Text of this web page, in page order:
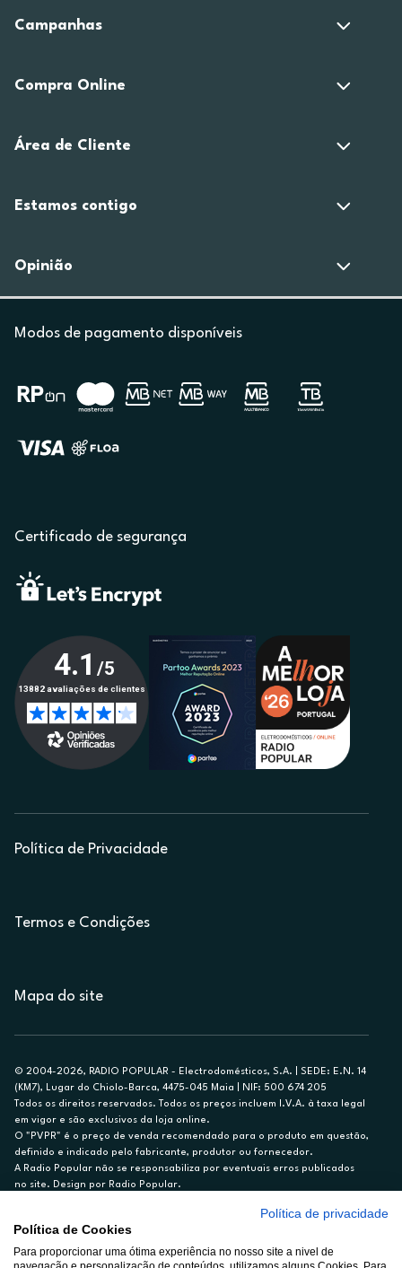
Campanhas
Compra Online
Área de Cliente
Estamos contigo
Opinião
Modos de pagamento disponíveis
Certificado de segurança
Política de Privacidade
Termos e Condições
Mapa do site
© 2004-2026, RADIO POPULAR - Electrodomésticos, S.A. | SEDE: E.N. 14
(KM7), Lugar do Chiolo-Barca, 4475-045 Maia | NIF: 500 674 205
Todos os direitos reservados. Todos os preços incluem I.V.A. à taxa legal
em vigor e são exclusivos da loja online.
O "PVPR" é o preço de venda recomendado para o produto em questão,
definido e indicado pelo fabricante, produtor ou fornecedor.
A Radio Popular não se responsabiliza por eventuais erros publicados
no site. Design por Radio Popular.
Ex. para limite de crédito de €1.500, reembolsado em 12 meses, TAN
14,79%.
Política de privacidade
Política de Cookies
Para proporcionar uma ótima experiência no nosso site a nivel de